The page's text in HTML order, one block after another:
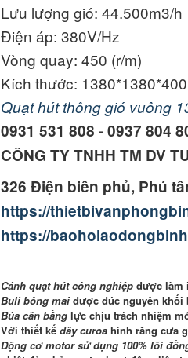
Lưu lượng gió: 44.500m3/h
Điện áp: 380V/Hz
Vòng quay: 450 (r/m)
Kích thước:
Quạt hút thông gió vuông
0931 531 808 - 0937 804
CÔNG TY TNHH TM DV
326 Điện biên phủ, Phú
https://
https://
Cánh quạt hút công nghiệp được làm
Buli bông mai được đúc nguyên khối
Búa cân bằng lực chịu trách nhiệm
Với thiết kếdây curoa hình răng cưa
Động cơ motor sử dụng 100% lõi